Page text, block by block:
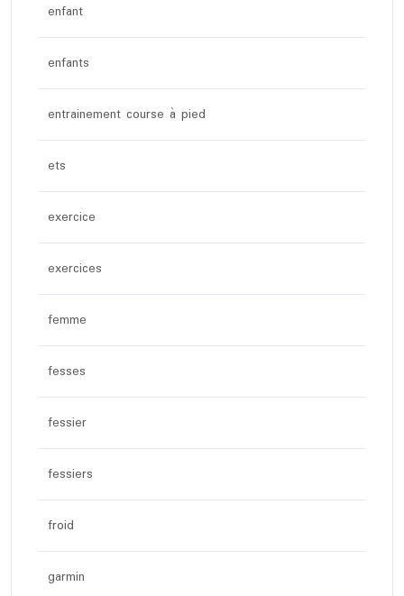
enfant
enfants
entrainement course à pied
ets
exercice
exercices
femme
fesses
fessier
fessiers
froid
garmin